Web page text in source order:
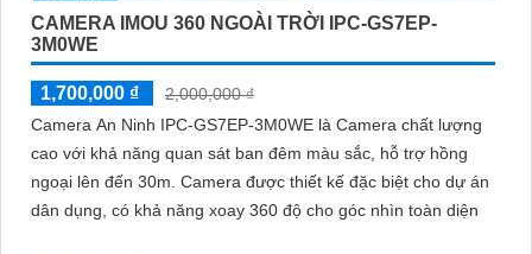
CAMERA IMOU 360 NGOÀI TRỜI IPC-GS7EP-
3M0WE
1,700,000 ₫
2,000,000 ₫
Camera An Ninh IPC-GS7EP-3M0WE là Camera chất lượng
cao với khả năng quan sát ban đêm màu sắc, hỗ trợ hồng
ngoại lên đến 30m. Camera được thiết kế đặc biệt cho dự án
dân dụng, có khả năng xoay 360 độ cho góc nhìn toàn diện